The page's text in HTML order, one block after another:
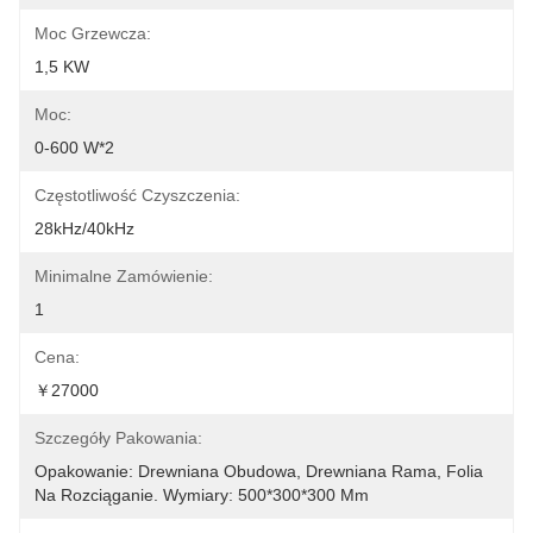
Moc Grzewcza:
1,5 KW
Moc:
0-600 W*2
Częstotliwość Czyszczenia:
28kHz/40kHz
Minimalne Zamówienie:
1
Cena:
￥27000
Szczegóły Pakowania:
Opakowanie: Drewniana Obudowa, Drewniana Rama, Folia
Na Rozciąganie. Wymiary: 500*300*300 Mm